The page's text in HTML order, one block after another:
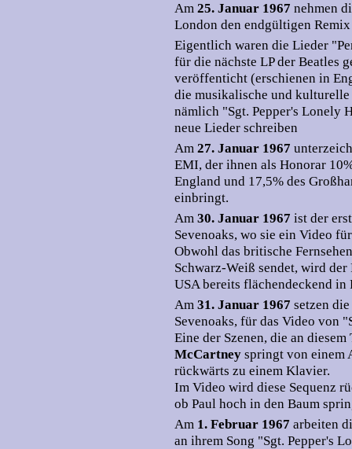
Am 25. Januar 1967 nehmen
London den endgültigen
Eigentlich waren die Lieder
für die nächste LP der Beatles
veröffenticht (erschienen in
die musikalische und
nämlich "Sgt. Pepper's Lonely
neue Lieder schreiben
Am 27. Januar 1967
EMI, der ihnen als Honorar
England und 17,5% des
einbringt.
Am 30. Januar 1967 ist der
Sevenoaks, wo sie ein Video
Obwohl das britische
Schwarz-Weiß sendet, wird
USA bereits flächendeckend in
Am 31. Januar 1967 setzen
Sevenoaks, für das Video von
Eine der Szenen, die an
McCartney springt von einem
rückwärts zu einem Klavier.
Im Video wird diese Sequenz
ob Paul hoch in den Baum
Am 1. Februar 1967 arbeiten
an ihrem Song "Sgt. Pepper's